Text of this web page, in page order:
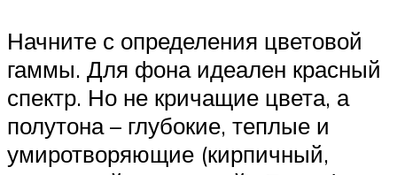
Начните с определения цветовой
гаммы. Для фона идеален красный
спектр. Но не кричащие цвета, а
полутона – глубокие, теплые и
умиротворяющие (кирпичный,